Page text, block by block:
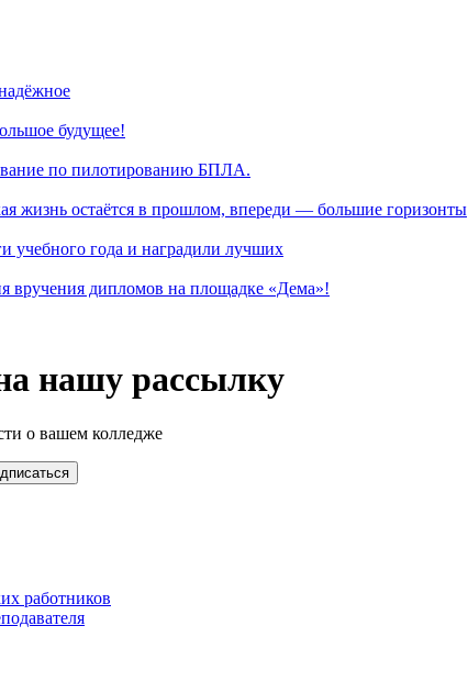
будущее!
по пилотированию БПЛА.
жизнь остаётся в прошлом, впереди — большие горизонты
учебного года и наградили лучших
вручения дипломов на площадке «Дема»!
нашу рассылку
о вашем колледже
работников